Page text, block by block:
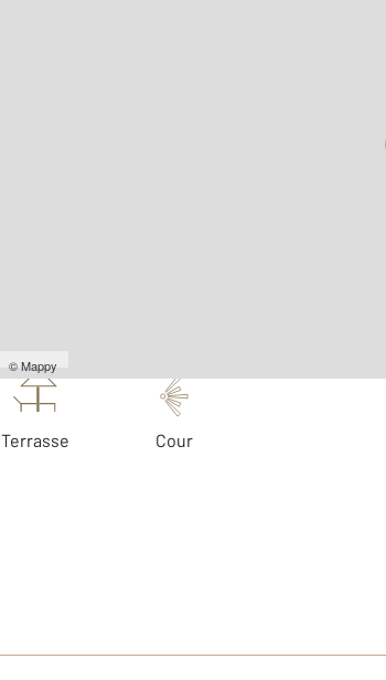
©Mappy
Terrasse Cour